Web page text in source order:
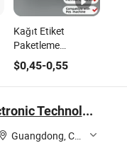
Kağıt Etiket
Paketleme
Gönderim
Doğrudan Termal
Sentetik Etiket POS
$0,45-0,55
Dongguan Gaofei Electronic Technology Co., Ltd.
Guangdong, China